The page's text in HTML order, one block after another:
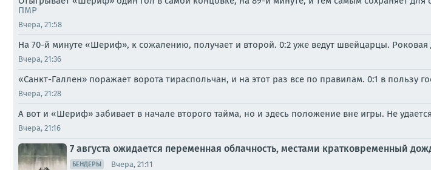
ПМР
Вчера, 21:58
На 70-й минуте «Шериф», к сожалению, получает и второй. 0:2 уже ведут швейцарцы. Роковая
Вчера, 21:36
«Санкт-Галлен» поражает ворота тираспольчан, и на этот раз все по правилам. 0:1 в пользу
Вчера, 21:28
А вот и «Шериф» забивает в начале второго тайма, но и здесь положение вне игры. Не
Вчера, 21:16
7 августа ожидается переменная облачность, местами кратковременный
БЕНДЕРЫ Вчера, 21:11